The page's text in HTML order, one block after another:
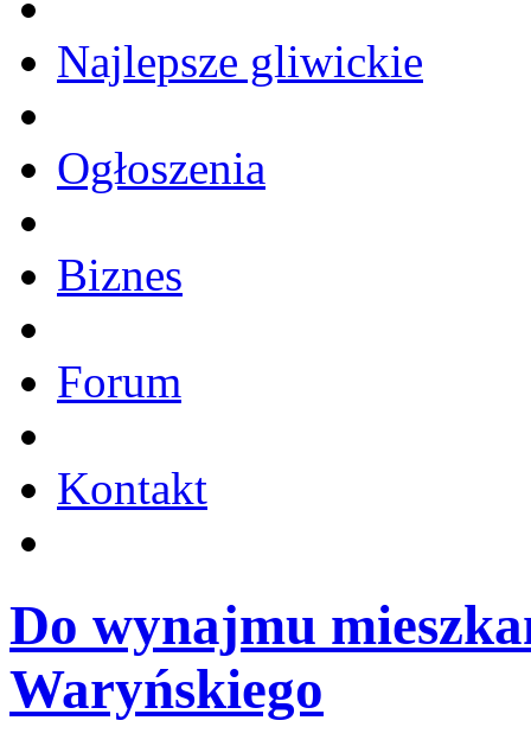
Najlepsze gliwickie
Ogłoszenia
Biznes
Forum
Kontakt
Do wynajmu
Waryńskiego